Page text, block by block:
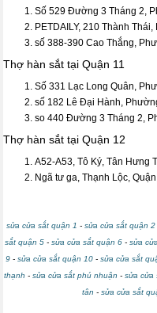
Số 529 Đường 3 Tháng 2,
PETDAILY, 210 Thành
số 388-390 Cao Thắng,
Thợ hàn sắt tại Quận 11
Số 331 Lạc Long Quân,
số 182 Lê Đại Hành,
so 440 Đường 3 Tháng 2,
Thợ hàn sắt tại Quận 12
A52-A53, Tô Ký, Tân Hưng
Ngã tư ga, Thạnh Lộc,
sửa cửa sắt quận 1 - sửa cửa sắt quận 2
sắt quận 5- sửa cửa sắt quận 6- sửa
9 - sửa cửa sắt quận 10 - sửa cửa sắt
thạnh - sửa cửa sắt phú nhuận - sửa cửa
tân - sửa cửa sắt